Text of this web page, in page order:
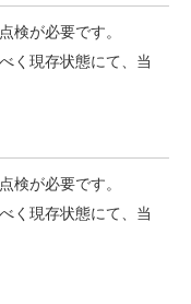
検が必要です。
く現存状態にて、当
検が必要です。
く現存状態にて、当